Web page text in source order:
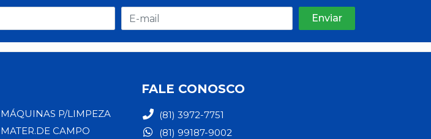
MÁQUINAS P/LIMPEZA
MATER.DE CAMPO
FALE CONOSCO
(81) 3972-7751
(81) 99187-9002